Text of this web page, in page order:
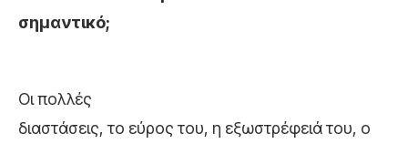
σημαντικό;
Οι πολλές
διαστάσεις, το εύρος του, η εξωστρέφειά του, ο